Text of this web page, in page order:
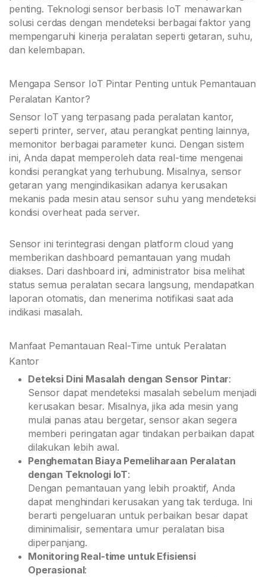
penting. Teknologi sensor berbasis IoT menawarkan
solusi cerdas dengan mendeteksi berbagai faktor yang
mempengaruhi kinerja peralatan seperti getaran, suhu,
dan kelembapan.
Mengapa Sensor IoT Pintar Penting untuk Pemantauan
Peralatan Kantor?
Sensor IoT yang terpasang pada peralatan kantor,
seperti printer, server, atau perangkat penting lainnya,
memonitor berbagai parameter kunci. Dengan sistem
ini, Anda dapat memperoleh data real-time mengenai
kondisi perangkat yang terhubung. Misalnya, sensor
getaran yang mengindikasikan adanya kerusakan
mekanis pada mesin atau sensor suhu yang mendeteksi
kondisi overheat pada server.
Sensor ini terintegrasi dengan platform cloud yang
memberikan dashboard pemantauan yang mudah
diakses. Dari dashboard ini, administrator bisa melihat
status semua peralatan secara langsung, mendapatkan
laporan otomatis, dan menerima notifikasi saat ada
indikasi masalah.
Manfaat Pemantauan Real-Time untuk Peralatan
Kantor
Deteksi Dini Masalah dengan Sensor Pintar:
Sensor dapat mendeteksi masalah sebelum menjadi
kerusakan besar. Misalnya, jika ada mesin yang
mulai panas atau bergetar, sensor akan segera
memberi peringatan agar tindakan perbaikan dapat
dilakukan lebih awal.
Penghematan Biaya Pemeliharaan Peralatan
dengan Teknologi IoT:
Dengan pemantauan yang lebih proaktif, Anda
dapat menghindari kerusakan yang tak terduga. Ini
berarti pengeluaran untuk perbaikan besar dapat
diminimalisir, sementara umur peralatan bisa
diperpanjang.
Monitoring Real-time untuk Efisiensi
Operasional: